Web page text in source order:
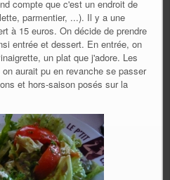
compte que c'est un endroit de
parmentier, ...). Il y a une
à 15 euros. On décide de prendre
entrée et dessert. En entrée, on
un plat que j'adore. Les
aurait pu en revanche se passer
et hors-saison posés sur la